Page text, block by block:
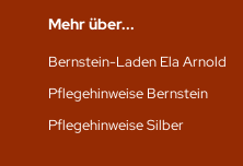
Mehr über...
Bernstein-Laden Ela Arnold
Pflegehinweise Bernstein
Pflegehinweise Silber